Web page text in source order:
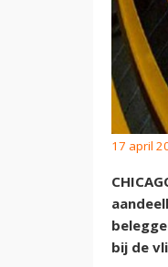
17 april
bij de